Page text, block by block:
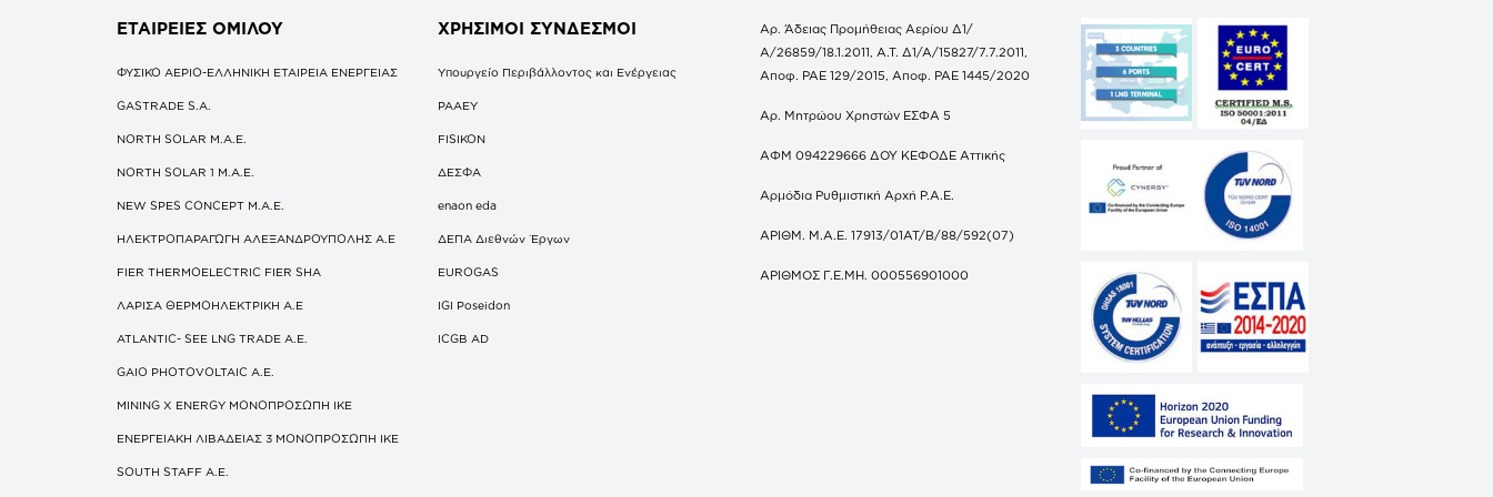
ΕΤΑΙΡΕΙΕΣΟΜΙΛΟΥ
ΦΥΣΙΚΟ ΑΕΡΙΟ-ΕΛΛΗΝΙΚΗ ΕΤΑΙΡΕΙΑ ΕΝΕΡΓΕΙΑΣ
GASTRADE S.A.
NORTH SOLAR M.Α.Ε.
NORTH SOLAR 1 M.Α.Ε.
NEW SPES CONCEPT Μ.Α.Ε.
ΗΛΕΚΤΡΟΠΑΡΑΓΩΓΗ ΑΛΕΞΑΝΔΡΟΥΠΟΛΗΣ A.E
FIER THERMOELECTRIC FIER SHA
ΛΑΡΙΣΑ ΘΕΡΜΟΗΛΕΚΤΡΙΚΗ A.E
ATLANTIC- SEE LNG TRADE A.E.
GAIO PHOTOVOLTAIC Α.Ε.
MINING X ENERGY ΜΟΝΟΠΡΟΣΩΠΗ ΙΚΕ
ΕΝΕΡΓΕΙΑΚΗ ΛΙΒΑΔΕΙΑΣ 3 ΜΟΝΟΠΡΟΣΩΠΗ ΙΚΕ
SOUTH STAFF Α.Ε.
ΧΡΗΣΙΜΟΙ ΣΥΝΔΕΣΜΟΙ
Υπουργείο Περιβάλλοντος και Ενέργειας
ΡΑΑΕΥ
FISIKON
ΔΕΣΦΑ
enaon eda
ΔΕΠΑ Διεθνών Έργων
EUROGAS
IGI Poseidon
ICGB AD
Αρ. Άδειας Προμήθειας Αερίου Δ1/
Α/26859/18.1.2011, Α.Τ. Δ1/Α/15827/7.7.2011,
Αποφ. ΡΑΕ 129/2015, Αποφ. ΡΑΕ 1445/2020
Αρ. Μητρώου Χρηστών ΕΣΦΑ 5
ΑΦΜ 094229666 ΔΟΥ ΚΕΦΟΔΕ Αττικής
Αρμόδια Ρυθμιστική Αρχή Ρ.Α.Ε.
ΑΡΙΘΜ. Μ.Α.Ε. 17913/01ΑΤ/Β/88/592(07)
ΑΡΙΘΜΟΣ Γ.Ε.ΜΗ. 000556901000